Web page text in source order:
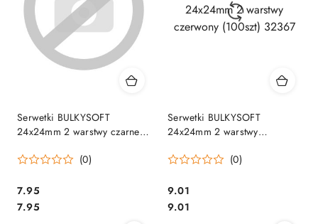
Serwetki BULKYSOFT
24x24mm 2 warstwy czarne
(0)
Cena:
7.95
Cena:
7.95
Serwetki BULKYSOFT
24x24mm 2 warstwy
(0)
Cena:
9.01
Cena:
9.01